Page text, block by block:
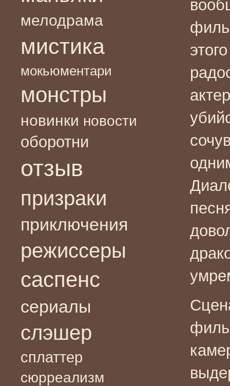
мелодрама
мистика
мокьюментари
монстры
новинки новости
оборотни
отзыв
призраки
приключения
режиссеры
саспенс
сериалы
слэшер
сплаттер
сюрреализм